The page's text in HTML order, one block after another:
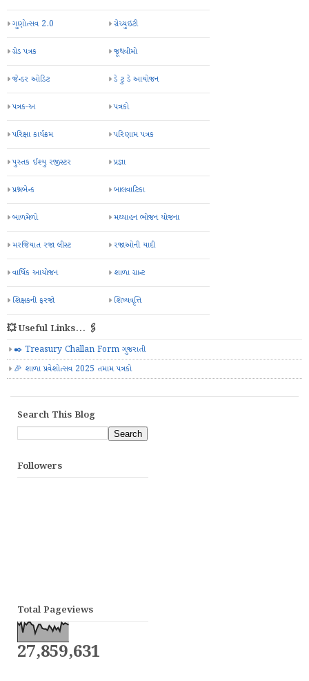
ગુણોત્સવ 2.0 ગ્રેચ્યુઇટી
ગ્રેડ પત્રક જૂથવીમો
જેન્ડર ઓડિટ ડે ટુ ડે આયોજન
પત્રક-અ પત્રકો
પરિક્ષા કાર્યક્રમ પરિણામ પત્રક
પુસ્તક ઈશ્યુ રજીસ્ટર પ્રજ્ઞા
પ્રશ્નબેન્ક બાલવાટિકા
બાળમેળો મઘ્યાહન ભોજન યોજના
મરજિયાત રજા લીસ્ટ રજાઓની યાદી
વાર્ષિક આયોજન શાળા ગ્રાન્ટ
શિક્ષકની ફરજો શિષ્યવૃત્તિ
💥 Useful Links... 🖇️
✒️ Treasury Challan Form ગુજરાતી
🎉 શાળા પ્રવેશોત્સવ 2025 તમામ પત્રકો
Search This Blog
Followers
Total Pageviews
27,859,631